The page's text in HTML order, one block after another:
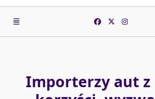
Importerzy aut z